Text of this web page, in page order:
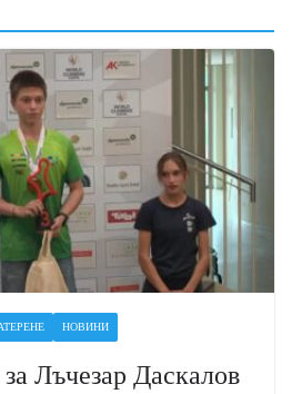
НОВИНИ
Лъчезар Даскалов